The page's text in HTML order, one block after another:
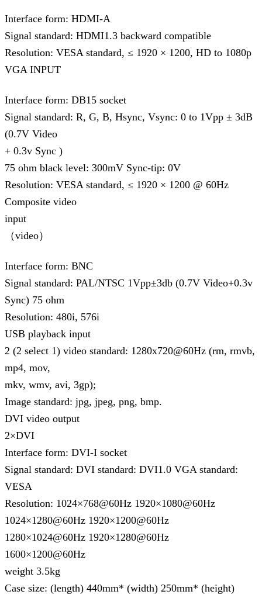
Interface form: HDMI-A
Signal standard: HDMI1.3 backward compatible
Resolution: VESA standard, ≤ 1920 × 1200, HD to 1080p
VGA INPUT
Interface form: DB15 socket
Signal standard: R, G, B, Hsync, Vsync: 0 to 1Vpp ± 3dB
(0.7V Video
+ 0.3v Sync )
75 ohm black level: 300mV Sync-tip: 0V
Resolution: VESA standard, ≤ 1920 × 1200 @ 60Hz
Composite video
input
（video）
Interface form: BNC
Signal standard: PAL/NTSC 1Vpp±3db (0.7V Video+0.3v
Sync) 75 ohm
Resolution: 480i, 576i
USB playback input
2 (2 select 1) video standard: 1280x720@60Hz (rm, rmvb,
mp4, mov,
mkv, wmv, avi, 3gp);
Image standard: jpg, jpeg, png, bmp.
DVI video output
2×DVI
Interface form: DVI-I socket
Signal standard: DVI standard: DVI1.0 VGA standard:
VESA
Resolution: 1024×768@60Hz 1920×1080@60Hz
1024×1280@60Hz 1920×1200@60Hz
1280×1024@60Hz 1920×1280@60Hz
1600×1200@60Hz
weight 3.5kg
Case size: (length) 440mm* (width) 250mm* (height)